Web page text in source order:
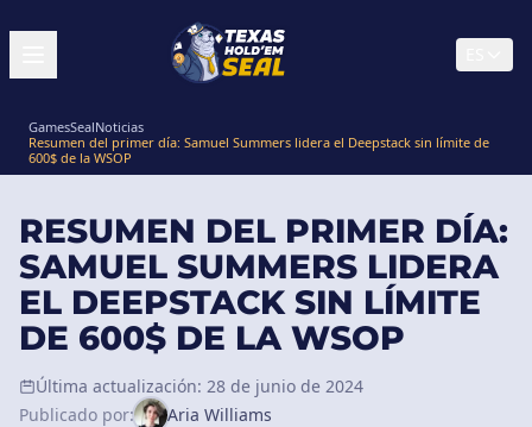
GamesSealNoticias
Resumen del primer día: Samuel Summers lidera el Deepstack sin límite de
600$ de la WSOP
RESUMEN DEL PRIMER DÍA:
SAMUEL SUMMERS LIDERA
EL DEEPSTACK SIN LÍMITE
DE 600$ DE LA WSOP
Última actualización: 28 de junio de 2024
Publicado por:
Aria Williams